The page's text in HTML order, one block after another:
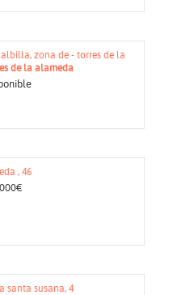
zona de - torres de la
de la alameda
, 46
santa susana, 4